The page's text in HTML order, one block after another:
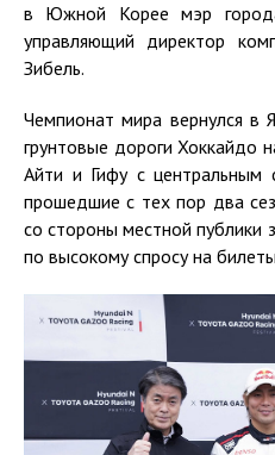
в Южной Корее мэр
управляющий директор
Зибель.
Чемпионат мира вернулся в
грунтовые дороги Хоккайдо
Айти и Гифу с центральным
прошедшие с тех пор два
со стороны местной публики
по высокому спросу на